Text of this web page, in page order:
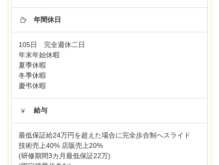
年間休日
105日 完全週休二日
年末年始休暇
夏季休暇
冬季休暇
慶弔休暇
給与
最低保証給24万円を超えた場合に完全歩合制へスライド
技術売上40% 店販売上20%
(研修期間3カ月最低保証22万)